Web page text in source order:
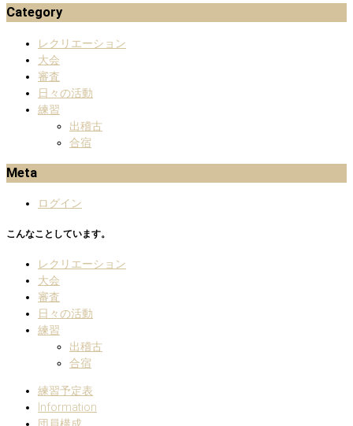
Category
レクリエーション
大会
審査
日々の活動
練習
出稽古
合宿
Meta
ログイン
こんなことしています。
レクリエーション
大会
審査
日々の活動
練習
出稽古
合宿
練習予定表
Information